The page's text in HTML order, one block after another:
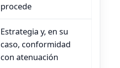
procede
Estrategia y, en su
caso, conformidad
con atenuación